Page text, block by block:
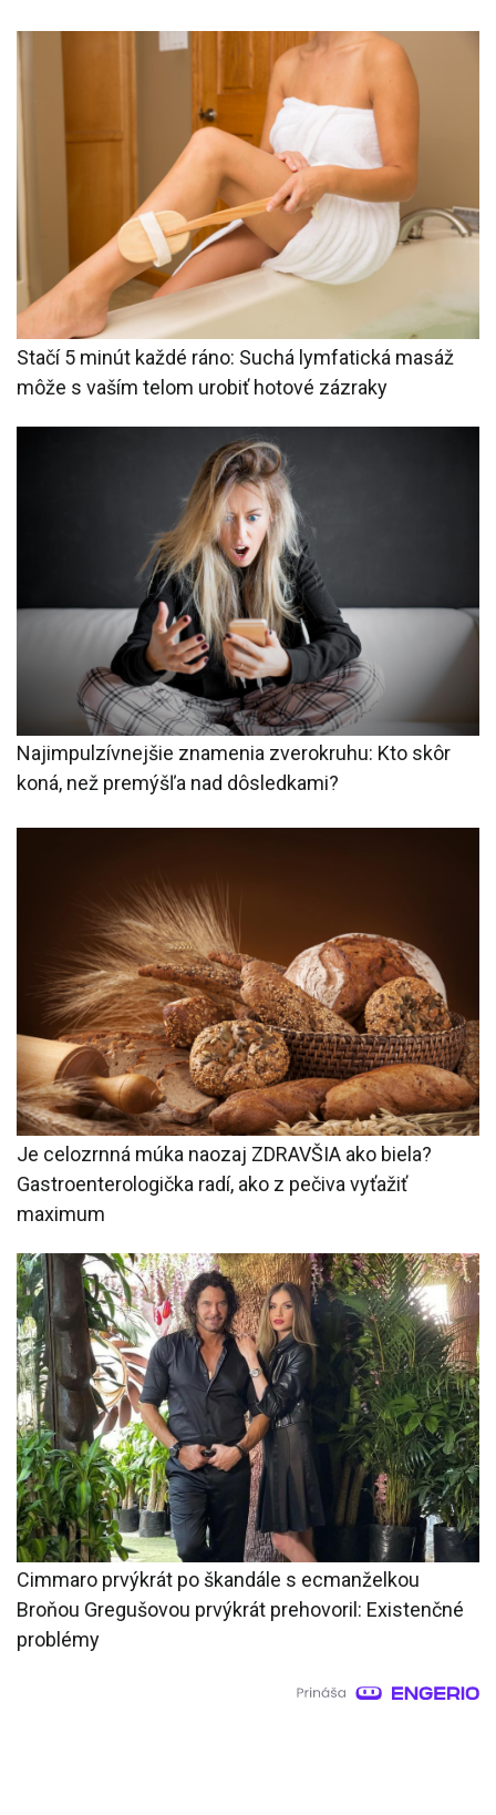
Stačí 5 minút každé ráno: Suchá lymfatická masáž
môže s vaším telom urobiť hotové zázraky
Najimpulzívnejšie znamenia zverokruhu: Kto skôr
koná, než premýšľa nad dôsledkami?
Je celozrnná múka naozaj ZDRAVŠIA ako biela?
Gastroenterologička radí, ako z pečiva vyťažiť
maximum
Cimmaro prvýkrát po škandále s ecmanželkou
Broňou Gregušovou prvýkrát prehovoril: Existenčné
problémy